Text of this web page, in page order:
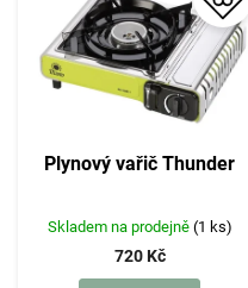
Plynový vařič Thunder
Skladem na prodejně (1 ks)
720 Kč